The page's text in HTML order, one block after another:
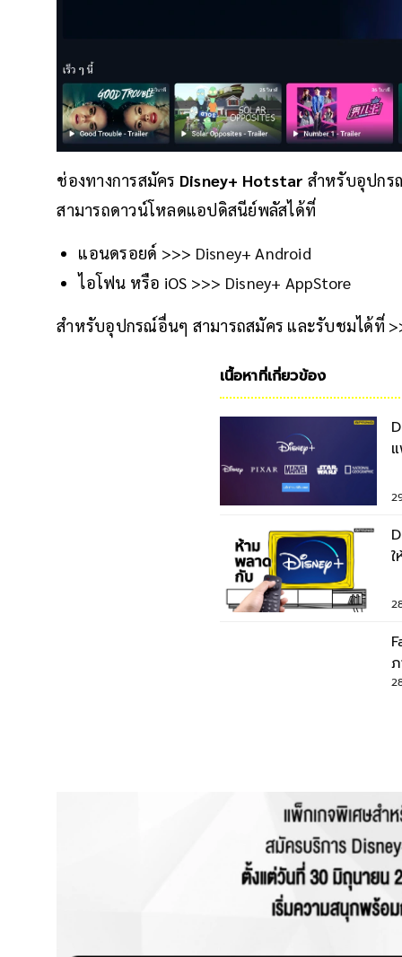
ช่องทางการสมัคร Disney+ Hotstar สำหรับอุปกร
สามารถดาวน์โหลดแอปดิสนีย์พลัสได้ที่
แอนดรอยด์ >>> Disney+ Android
ไอโฟน หรือ iOS >>> Disney+ AppStore
สำหรับอุปกรณ์อื่นๆ สามารถสมัคร และรับชมได้ที่
เนื้อหาที่เกี่ยวข้อง